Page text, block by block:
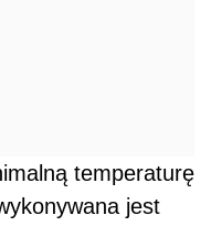
temperaturę
jest